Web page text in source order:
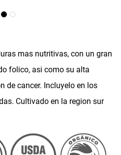
mas nutritivas, con un gran
folico, asi como su alta
de cancer. Incluyelo en los
Cultivado en la region sur